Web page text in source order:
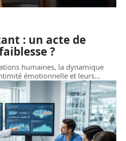
: un acte de
?
humaines, la dynamique
émotionnelle et leurs…